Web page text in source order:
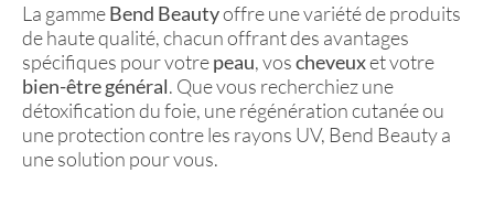
La gammeBend Beautyoffre une variété de produits
de haute qualité, chacun offrant des avantages
spécifiques pour votrepeau, voscheveuxet votre
bien-être général. Que vous recherchiez une
détoxification du foie, une régénération cutanée ou
une protection contre les rayons UV, Bend Beauty a
une solution pour vous.